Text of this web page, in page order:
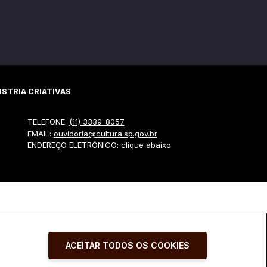
CRIATIVAS
TELEFONE: (11) 3339-8057
EMAIL: ouvidoria@cultura.sp.gov.br
ENDEREÇO ELETRÔNICO: clique abaixo
ACEITAR TODOS OS COOKIES